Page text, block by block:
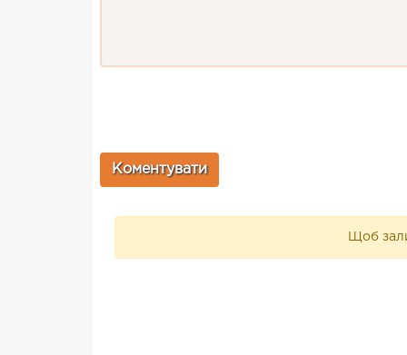
Щоб